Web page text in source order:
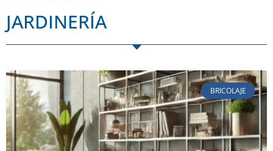
JARDINERÍA
BRICOLAJE